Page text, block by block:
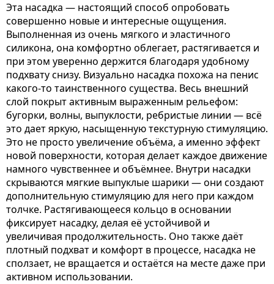
Эта насадка — настоящий способ опробовать
совершенно новые и интересные ощущения.
Выполненная из очень мягкого и эластичного
силикона, она комфортно облегает, растягивается и
при этом уверенно держится благодаря удобному
подхвату снизу. Визуально насадка похожа на пенис
какого-то таинственного существа. Весь внешний
слой покрыт активным выраженным рельефом:
бугорки, волны, выпуклости, ребристые линии — всё
это дает яркую, насыщенную текстурную стимуляцию.
Это не просто увеличение объёма, а именно эффект
новой поверхности, которая делает каждое движение
намного чувственнее и объёмнее. Внутри насадки
скрываются мягкие выпуклые шарики — они создают
дополнительную стимуляцию для него при каждом
толчке. Растягивающееся кольцо в основании
фиксирует насадку, делая её устойчивой и
увеличивая продолжительность. Оно также даёт
плотный подхват и комфорт в процессе, насадка не
сползает, не вращается и остаётся на месте даже при
активном использовании.